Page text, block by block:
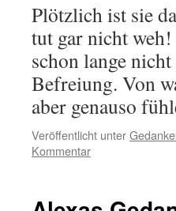
Plötzlich ist sie
tut gar nicht
schon lange
Befreiung. Von
aber genauso
Veröffentlicht unter
Kommentar